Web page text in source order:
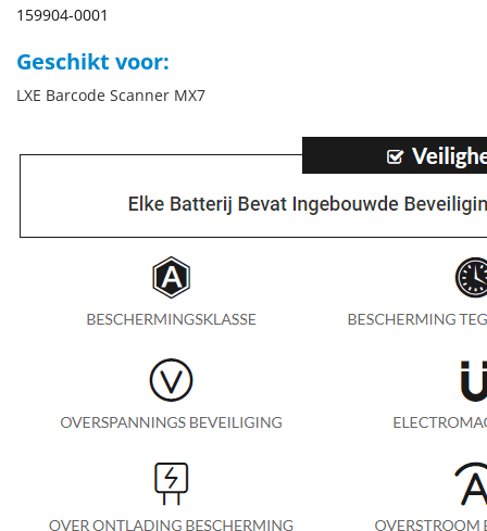
159904-0001
Geschikt voor:
LXE Barcode Scanner MX7